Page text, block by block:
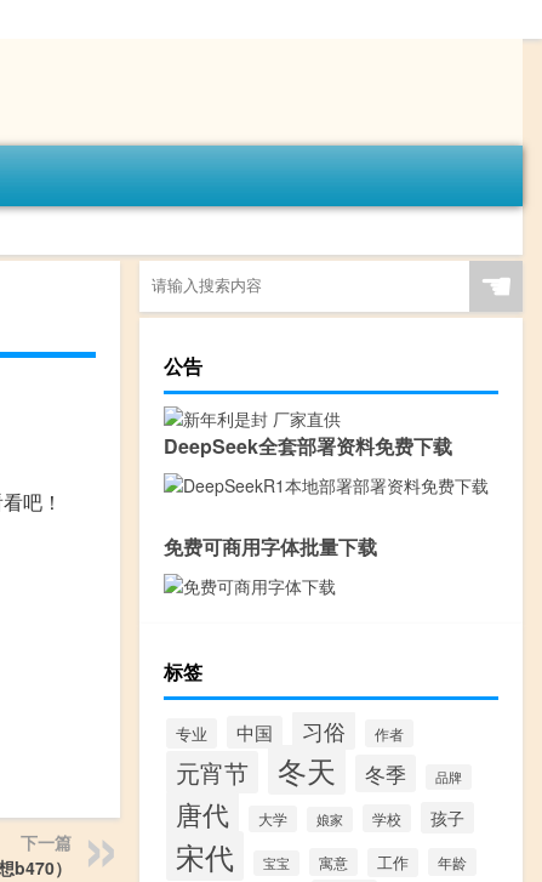
吧！
下一篇
b470）
☚
公告
DeepSeek全套部署资料免费下载
免费可商用字体批量下载
标签
专业 中国 习俗 作者
元宵节 冬天 冬季 品牌
唐代 大学 娘家 学校 孩子
宋代 宝宝 寓意 工作 年龄